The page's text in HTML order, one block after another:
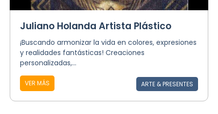
Juliano Holanda Artista Plástico
¡Buscando armonizar la vida en colores, expresiones
y realidades fantásticas! Creaciones
personalizadas,...
VER MÁS ARTE & PRESENTES